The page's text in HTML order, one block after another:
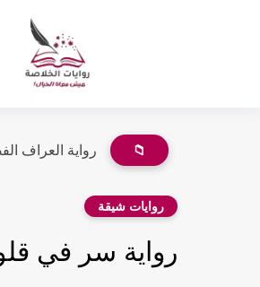
📁 رواية العراف الفصل الأول 1
روايات شيقة
رواية سر في قلوبنا